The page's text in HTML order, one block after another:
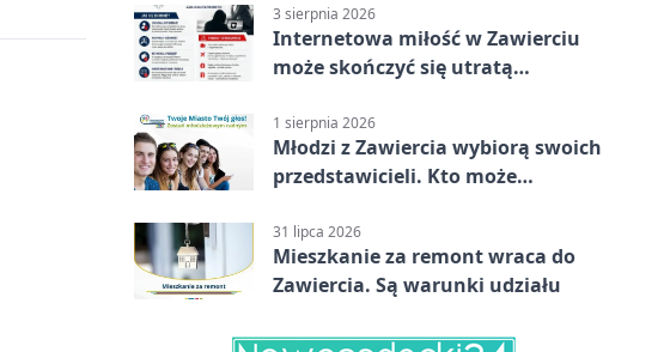
promila
3 sierpnia 2026
Internetowa miłość w Zawierciu
może skończyć się utratą
1 sierpnia 2026
Młodzi z Zawiercia wybiorą swoich
przedstawicieli. Kto może
31 lipca 2026
Mieszkanie za remont wraca do
Zawiercia. Są warunki udziału